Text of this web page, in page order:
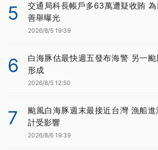
5
交通局科長帳戶多63萬遭疑收賄
善舉曝光
2026/8/5 19:39
6
白海豚估最快週五發布海警 另一
形成
2026/8/5 12:50
7
颱風白海豚週末最接近台灣 漁船
計受影響
2026/8/6 19:39